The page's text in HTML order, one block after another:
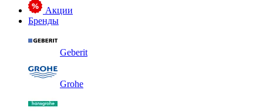
Акции
Бренды
Geberit
Grohe